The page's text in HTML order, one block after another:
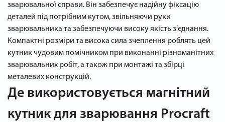
зварювальної справи. Він забезпечує надійну фіксацію
деталей під потрібним кутом, звільняючи руки
зварювальника та забезпечуючи високу якість з’єднання.
Компактні розміри та висока сила зчеплення роблять цей
кутник чудовим помічником при виконанні різноманітних
зварювальних робіт, а також при монтажі та збірці
металевих конструкцій.
Де використовується магнітний
кутник для зварювання Procraft